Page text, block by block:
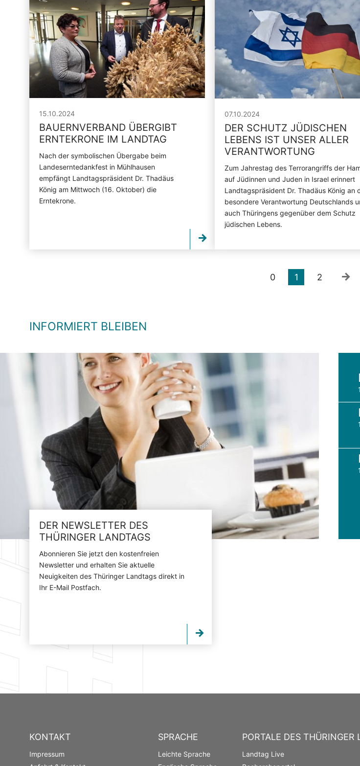
15.10.2024
BAUERNVERBAND ÜBERGIBT
ERNTEKRONE IM LANDTAG
Nach der symbolischen Übergabe beim
Landeserntedankfest in Mühlhausen
empfängt Landtagspräsident Dr. Thadäus
König am Mittwoch (16. Oktober) die
Erntekrone.
07.10.2024
DER SCHUTZ JÜDISCHEN
LEBENS IST UNSER ALLER
VERANTWORTUNG
Zum Jahrestag des Terrorangriffs der
auf Jüdinnen und Juden in Israel erinnert
Landtagspräsident Dr. Thadäus König an
besondere Verantwortung Deutschlands
auch Thüringens gegenüber dem Schutz
jüdischen Lebens.
0 1 2
INFORMIERT BLEIBEN
DER NEWSLETTER DES
THÜRINGER LANDTAGS
Abonnieren Sie jetzt den kostenfreien
Newsletter und erhalten Sie aktuelle
Neuigkeiten des Thüringer Landtags direkt in
Ihr E-Mail Postfach.
KONTAKT
Impressum
SPRACHE
Leichte Sprache
PORTALE DES THÜRINGER
Landtag Live